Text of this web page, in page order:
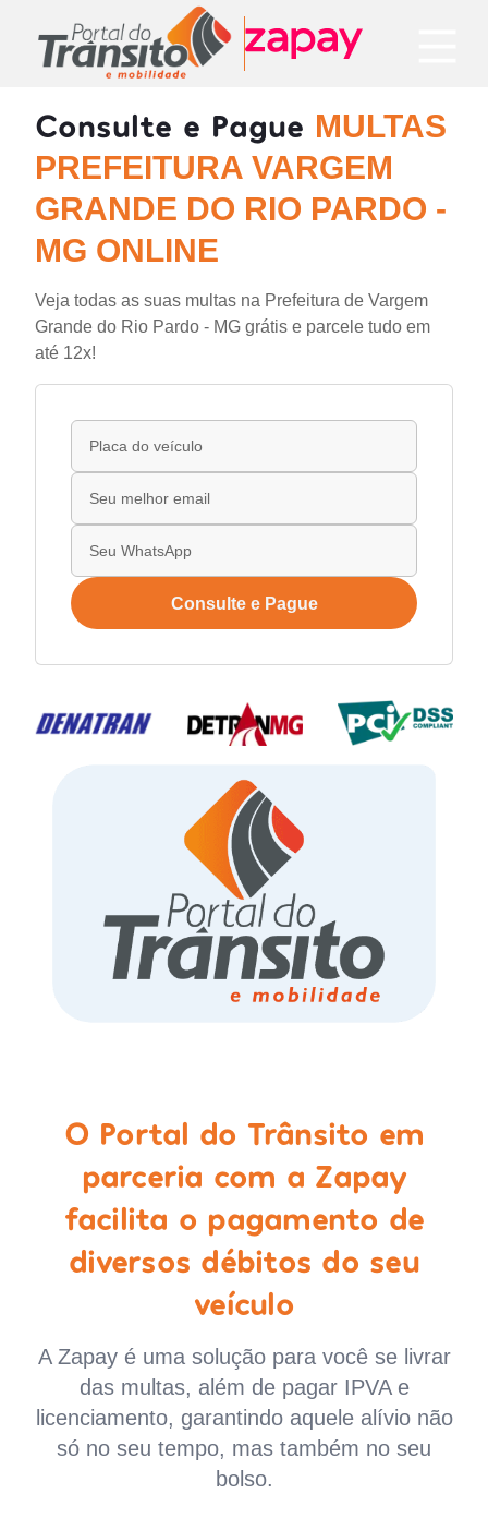
Consulte e Pague MULTAS
PREFEITURA VARGEM
GRANDE DO RIO PARDO -
MG ONLINE
Veja todas as suas multas na Prefeitura de Vargem
Grande do Rio Pardo - MG grátis e parcele tudo em
até 12x!
Consulte e Pague
O Portal do Trânsito em
parceria com a Zapay
facilita o pagamento de
diversos débitos do seu
veículo
A Zapay é uma solução para você se livrar
das multas, além de pagar IPVA e
licenciamento, garantindo aquele alívio não
só no seu tempo, mas também no seu
bolso.